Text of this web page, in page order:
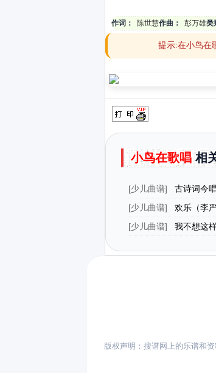
作词： 陈世慧作曲： 彭万雄类
提示:在小鸟在
小鸟在歌唱相
[少儿曲谱] 古诗词今
[少儿曲谱] 欢乐（李
[少儿曲谱] 我不想这
版权声明：搜谱网上的乐谱和